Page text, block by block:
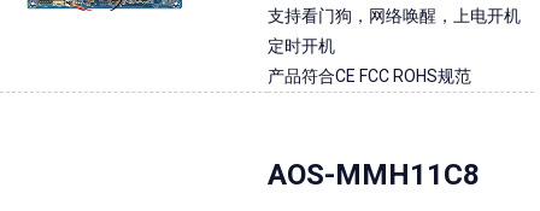
支持看门狗，网络唤醒，上电开机
定时开机
产品符合CE FCC ROHS规范
AOS-MMH11C8